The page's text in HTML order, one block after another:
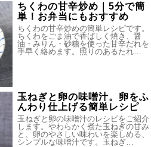
ちくわの甘辛炒め｜5分で簡
単！お弁当にもおすすめ
ちくわの甘辛炒めの簡単レシピです。
ちくわをごま油で香ばしく焼き、醤
油・みりん・砂糖を使った甘辛だれを
手早く絡めます。照りのあるたれ…
玉ねぎと卵の味噌汁。卵をふ
んわり仕上げる簡単レシピ
玉ねぎと卵の味噌汁のレシピをご紹介
します。やわらかく煮た玉ねぎの甘み
と、卵のやさしい味わいを楽しめる、
シンプルな味噌汁です。玉ねぎ…